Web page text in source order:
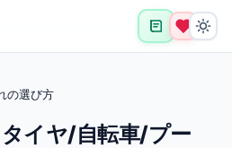
の選び方
イヤ/自転車/プー